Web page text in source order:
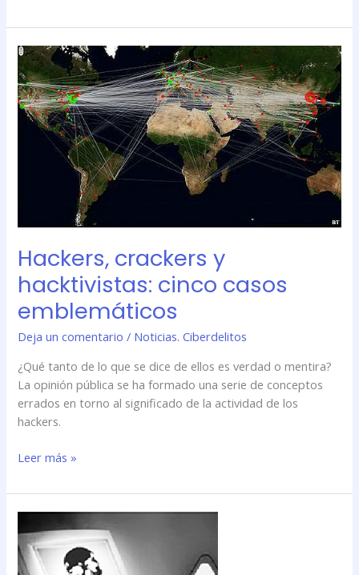
Hackers, crackers y
hacktivistas: cinco casos
emblemáticos
Deja un comentario / Noticias. Ciberdelitos
¿Qué tanto de lo que se dice de ellos es verdad o mentira?
La opinión pública se ha formado una serie de conceptos
errados en torno al significado de la actividad de los
hackers.
Hackers,
crackers
y
hacktivistas:
cinco
emblemáticos
Leer más »
70%
de